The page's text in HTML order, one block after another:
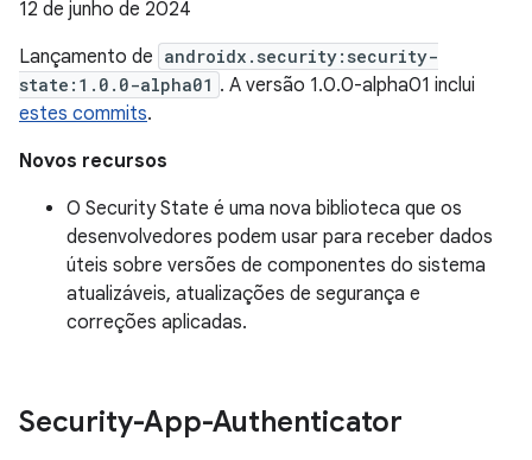
12 de junho de 2024
Lançamento de androidx.security:security-
state:1.0.0-alpha01 . A versão 1.0.0-alpha01 inclui
estes commits.
Novos recursos
O Security State é uma nova biblioteca que os
desenvolvedores podem usar para receber dados
úteis sobre versões de componentes do sistema
atualizáveis, atualizações de segurança e
correções aplicadas.
Security-App-Authenticator